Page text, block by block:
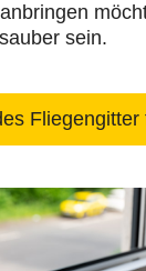
sein.
Fliegengitter